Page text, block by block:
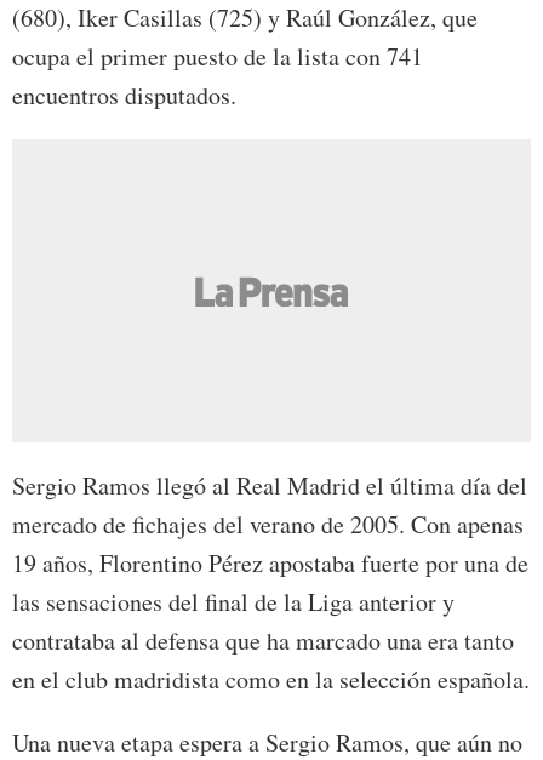
(680), Iker Casillas (725) y Raúl González, que
ocupa el primer puesto de la lista con 741
encuentros disputados.
Sergio Ramos llegó al Real Madrid el última día del
mercado de fichajes del verano de 2005. Con apenas
19 años, Florentino Pérez apostaba fuerte por una de
las sensaciones del final de la Liga anterior y
contrataba al defensa que ha marcado una era tanto
en el club madridista como en la selección española.
Una nueva etapa espera a Sergio Ramos, que aún no